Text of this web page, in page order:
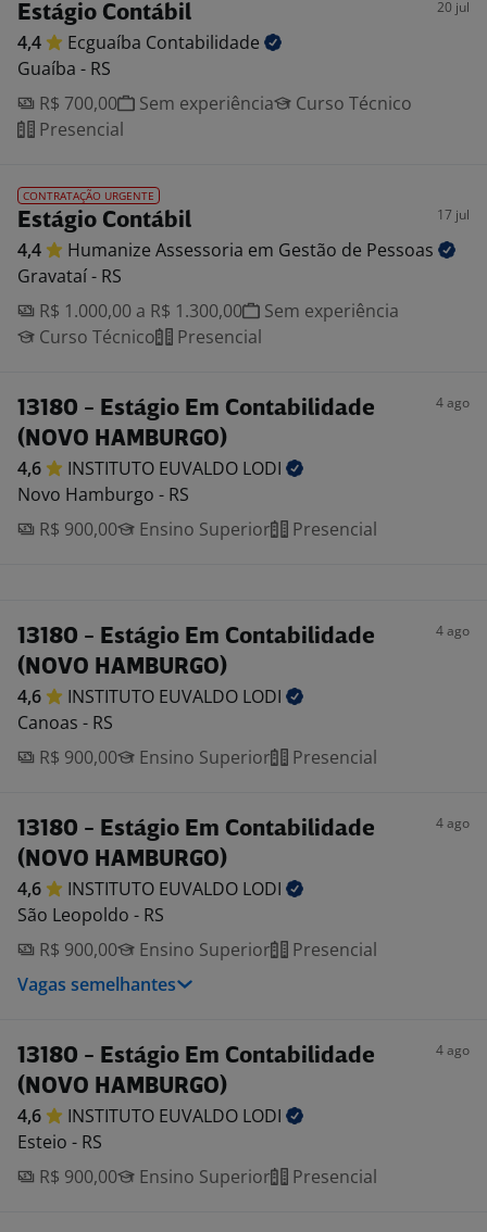
Estágio Contábil 20 jul
4,4 Ecguaíba Contabilidade
Guaíba - RS
R$ 700,00
Sem experiência
Curso Técnico
Presencial
CONTRATAÇÃO URGENTE
Estágio Contábil 17 jul
4,4 Humanize Assessoria em Gestão de Pessoas
Gravataí - RS
R$ 1.000,00 a R$ 1.300,00
Sem experiência
Curso Técnico
Presencial
13180 - Estágio Em Contabilidade
(NOVO HAMBURGO)
4 ago
4,6 INSTITUTO EUVALDO LODI
Novo Hamburgo - RS
R$ 900,00
Ensino Superior Presencial
13180 - Estágio Em Contabilidade
(NOVO HAMBURGO)
4 ago
4,6 INSTITUTO EUVALDO LODI
Canoas - RS
R$ 900,00
Ensino Superior Presencial
13180 - Estágio Em Contabilidade
(NOVO HAMBURGO)
4 ago
4,6 INSTITUTO EUVALDO LODI
São Leopoldo - RS
R$ 900,00
Ensino Superior
Presencial
Vagas semelhantes
13180 - Estágio Em Contabilidade
(NOVO HAMBURGO)
4 ago
4,6 INSTITUTO EUVALDO LODI
Esteio - RS
R$ 900,00
Ensino Superior Presencial